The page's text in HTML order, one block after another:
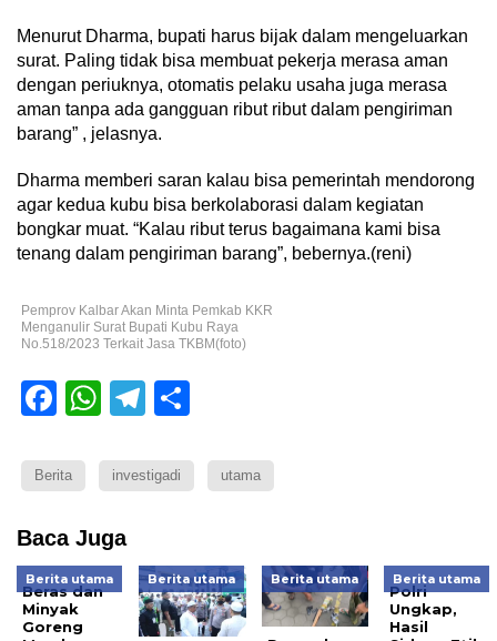
Menurut Dharma, bupati harus bijak dalam mengeluarkan
surat. Paling tidak bisa membuat pekerja merasa aman
dengan periuknya, otomatis pelaku usaha juga merasa
aman tanpa ada gangguan ribut ribut dalam pengiriman
barang” , jelasnya.
Dharma memberi saran kalau bisa pemerintah mendorong
agar kedua kubu bisa berkolaborasi dalam kegiatan
bongkar muat. “Kalau ribut terus bagaimana kami bisa
tenang dalam pengiriman barang”, bebernya.(reni)
Pemprov Kalbar Akan Minta Pemkab KKR
Menganulir Surat Bupati Kubu Raya
No.518/2023 Terkait Jasa TKBM(foto)
Facebook
WhatsApp
Telegram
Berita investigadi utama
Baca Juga
Berita utama
Beras dan
Minyak
Goreng
Berita utama Berita utama Berita utama
Polri
Ungkap,
Hasil